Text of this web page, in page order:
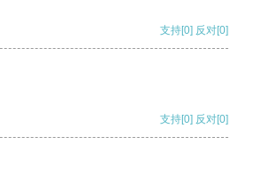
支持[0] 反对[0]
支持[0] 反对[0]